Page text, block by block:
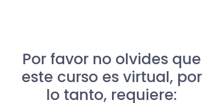
Por favor no olvides que
este curso es virtual, por
lo tanto, requiere: